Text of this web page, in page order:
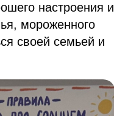
настроения и
мороженного
своей семьей и